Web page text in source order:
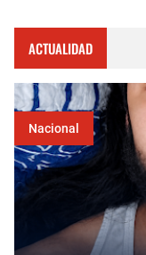
ACTUALIDAD
Nacional